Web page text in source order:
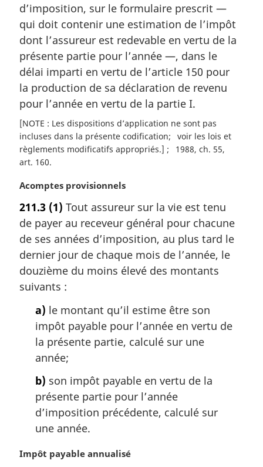
g
i
n
a
l
e
:
d’imposition, sur le formulaire prescrit —
qui doit contenir une estimation de l’impôt
dont l’assureur est redevable en vertu de la
présente partie pour l’année —, dans le
délai imparti en vertu de l’article 150 pour
la production de sa déclaration de revenu
pour l’année en vertu de la partie I.
[NOTE : Les dispositions d’application ne sont pas
incluses dans la présente codification
voir les lois et
règlements modificatifs appropriés.]
1988, ch. 55,
art. 160
N
t
e
m
a
g
i
Acomptes provisionnels
211.3 (1) Tout assureur sur la vie est tenu
de payer au receveur général pour chacune
de ses années d’imposition, au plus tard le
dernier jour de chaque mois de l’année, le
douzième du moins élevé des montants
suivants :
a) le montant qu’il estime être son
impôt payable pour l’année en vertu de
la présente partie, calculé sur une
année;
b) son impôt payable en vertu de la
présente partie pour l’année
d’imposition précédente, calculé sur
une année.
N
Impôt payable annualisé